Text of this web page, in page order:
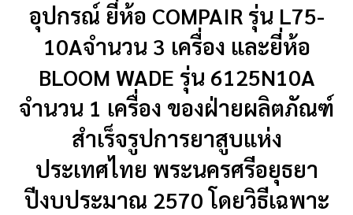
อุปกรณ์ ยี่ห้อ COMPAIR รุ่น L75-
10Aจำนวน 3 เครื่อง และยี่ห้อ
BLOOM WADE รุ่น 6125N10A
จำนวน 1 เครื่อง ของฝ่ายผลิตภัณฑ์
สำเร็จรูปการยาสูบแห่ง
ประเทศไทย พระนครศรีอยุธยา
ปีงบประมาณ 2570 โดยวิธีเฉพาะ